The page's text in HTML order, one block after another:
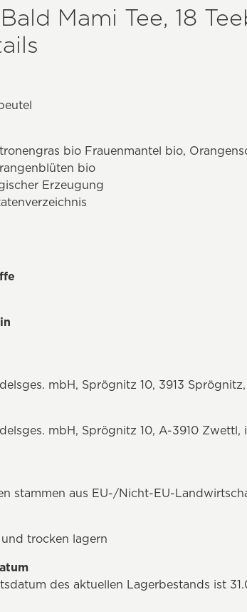
Mami Tee, 18
bio Frauenmantel bio,
bio
Erzeugung
mbH, Sprögnitz 10, 3913
mbH, Sprögnitz 10, A-3910 Zwettl,
stammen aus EU-/Nicht-EU-
trocken lagern
des aktuellen Lagerbestands ist